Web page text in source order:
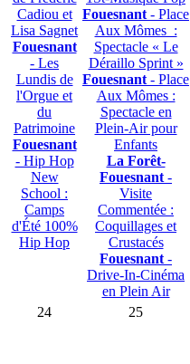
Cadiou et
Lisa Sagnet
Fouesnant
- Les
Lundis de
l'Orgue et
du
Patrimoine
Fouesnant
- Hip Hop
New
School :
Camps
d'Été 100%
Hip Hop
Fouesnant - Place
Aux Mômes :
Spectacle « Le
Déraillo Sprint »
Fouesnant - Place
Aux Mômes :
Spectacle en
Plein-Air pour
Enfants
La Forêt-
Fouesnant -
Visite
Commentée :
Coquillages et
Crustacés
Fouesnant -
Drive-In-Cinéma
en Plein Air
24 25